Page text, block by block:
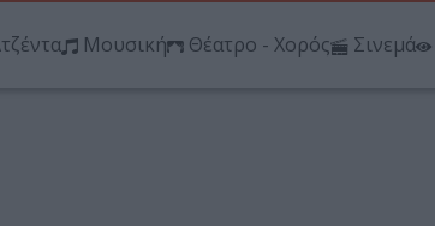
Μουσική Θέατρο - Χορός Σινεμά